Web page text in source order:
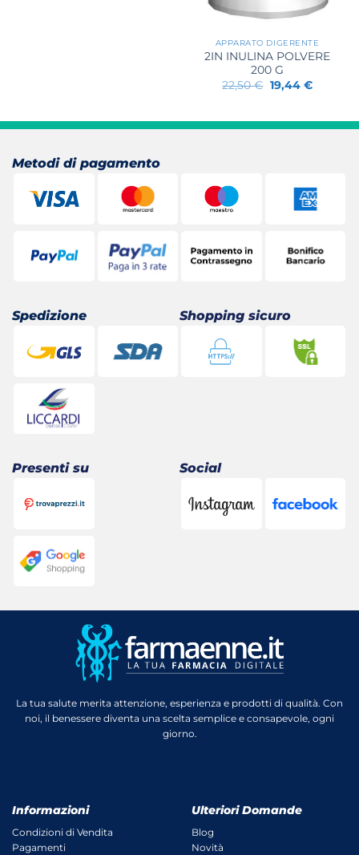
APPARATO DIGERENTE
2IN INULINA POLVERE
200 G
22,50€ Il
prezzo
22,50 €.
19,44 €Il
19,44 €.
Metodi di pagamento
Spedizione Shopping sicuro
Presenti su Social
La tua salute merita attenzione, esperienza e prodotti di qualità. Con
noi, il benessere diventa una scelta semplice e consapevole, ogni
giorno.
Informazioni
Condizioni di Vendita
Pagamenti
Ulteriori Domande
Blog
Novità